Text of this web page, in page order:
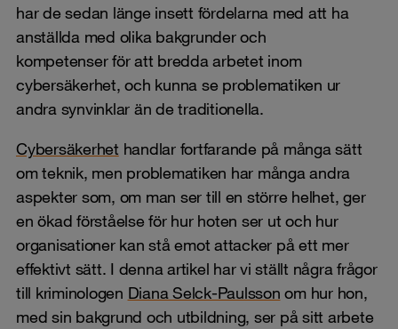
har de sedan länge insett fördelarna med att ha
anställda med olika bakgrunder och
kompetenser för att bredda arbetet inom
cybersäkerhet, och kunna se problematiken ur
andra synvinklar än de traditionella.
Cybersäkerhet handlar fortfarande på många sätt
om teknik, men problematiken har många andra
aspekter som, om man ser till en större helhet, ger
en ökad förståelse för hur hoten ser ut och hur
organisationer kan stå emot attacker på ett mer
effektivt sätt. I denna artikel har vi ställt några frågor
till kriminologen Diana Selck-Paulsson om hur hon,
med sin bakgrund och utbildning, ser på sitt arbete